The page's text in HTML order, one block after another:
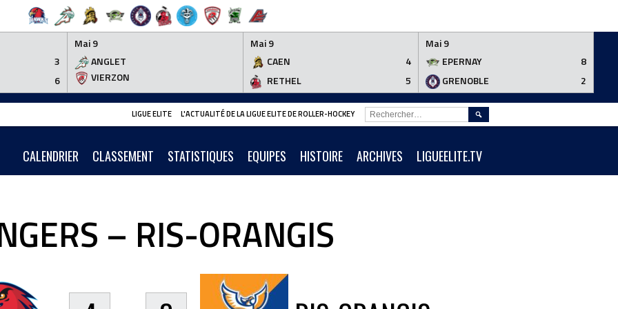
3
6
Mai 9
ANGLET
VIERZON
Mai 9
CAEN
4
RETHEL
5
Mai 9
EPERNAY
8
GRENOBLE
2
LIGUE ELITE L'ACTUALITÉ DE LA LIGUE ELITE DE ROLLER-HOCKEY
CALENDRIER CLASSEMENT STATISTIQUES EQUIPES HISTOIRE ARCHIVES LIGUEELITE.TV
RECHERCHER :
– RIS-ORANGIS